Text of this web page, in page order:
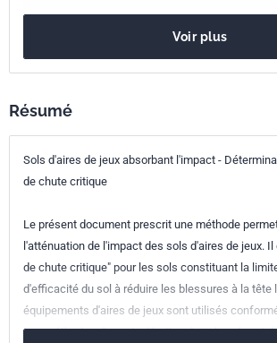
Codes ICS
Indice de
Numéro de tirage 1 - septembre 2008
européenne
Voir plus
Résumé
Sols d'aires de jeux absorbant l'impact -
de chute critique
Le présent document prescrit une méthode
l'atténuation de l'impact des sols d'aires de jeux.
de chute critique" pour les sols constituant la
d'efficacité du sol à réduire les blessures à la tête
équipements d'aires de jeux sont utilisés
Les méthodes d'essais décrites dans le présent